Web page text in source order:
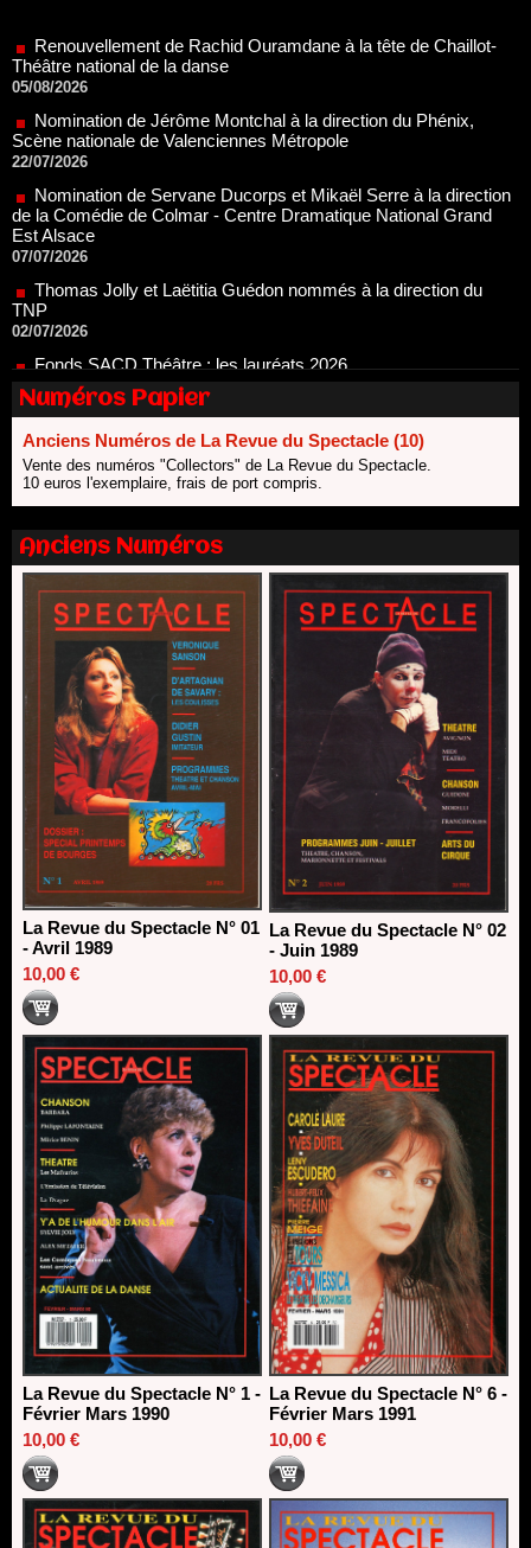
05/08/2026
Nomination de Jérôme Montchal à la direction du Phénix,
Scène nationale de Valenciennes Métropole
22/07/2026
Nomination de Servane Ducorps et Mikaël Serre à la direction
de la Comédie de Colmar - Centre Dramatique National Grand
Est Alsace
07/07/2026
Thomas Jolly et Laëtitia Guédon nommés à la direction du
TNP
02/07/2026
Fonds SACD Théâtre : les lauréats 2026
23/06/2026
Dispositif ARTCENA Écrire pour le cirque, les lauréats 2026 !
20/06/2026
18/06/2026
Les 10 lauréats du Fonds Grandes Formes Théâtre 2026
Nomination de Nathalie Garraud et Olivier Saccomano à la
direction du Théâtre de Gennevilliers - CDN
13/06/2026
Dispositif SACD Auteurs d'espaces : les lauréats 2026
18/03/2026
Numéros Papier
Anciens Numéros de La Revue du Spectacle (10)
Vente des numéros "Collectors" de La Revue du Spectacle.
10 euros l'exemplaire, frais de port compris.
Anciens Numéros
La Revue du Spectacle N° 01
- Avril 1989
10,00 €
La Revue du Spectacle N° 02
- Juin 1989
10,00 €
La Revue du Spectacle N° 1 -
Février Mars 1990
10,00 €
La Revue du Spectacle N° 6 -
Février Mars 1991
10,00 €